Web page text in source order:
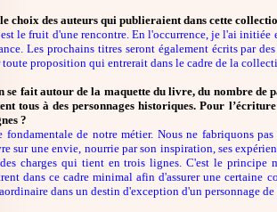
choix des auteurs qui publieraient dans cette
le fruit d'une rencontre. En l'occurrence, je l'ai initiée
Les prochains titres seront également écrits par
proposition qui entrerait dans le cadre de la
se fait autour de la maquette du livre, du nombre de
tous à des personnages historiques. Pour
?
fondamentale de notre métier. Nous ne fabriquons
sur une envie, nourrie par son inspiration, ses
charges qui tient en trois lignes. C'est le principe
dans ce cadre minimal afin d'assurer une certaine
dans un destin d'exception d'un personnage